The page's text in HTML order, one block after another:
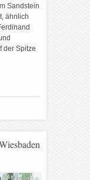
Sandstein
ähnlich
der Spitze